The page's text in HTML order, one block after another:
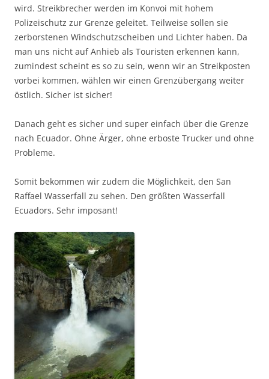
wird. Streikbrecher werden im Konvoi mit hohem
Polizeischutz zur Grenze geleitet. Teilweise sollen sie
zerborstenen Windschutzscheiben und Lichter haben. Da
man uns nicht auf Anhieb als Touristen erkennen kann,
zumindest scheint es so zu sein, wenn wir an Streikposten
vorbei kommen, wählen wir einen Grenzübergang weiter
östlich. Sicher ist sicher!
Danach geht es sicher und super einfach über die Grenze
nach Ecuador. Ohne Ärger, ohne erboste Trucker und ohne
Probleme.
Somit bekommen wir zudem die Möglichkeit, den San
Raffael Wasserfall zu sehen. Den größten Wasserfall
Ecuadors. Sehr imposant!